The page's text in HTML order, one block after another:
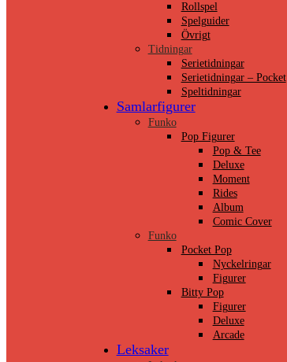
Rollspel
Spelguider
Övrigt
Tidningar
Serietidningar
Serietidningar – Pocket
Speltidningar
Samlarfigurer
Funko
Pop Figurer
Pop & Tee
Deluxe
Moment
Rides
Album
Comic Cover
Funko
Pocket Pop
Nyckelringar
Figurer
Bitty Pop
Figurer
Deluxe
Arcade
Leksaker